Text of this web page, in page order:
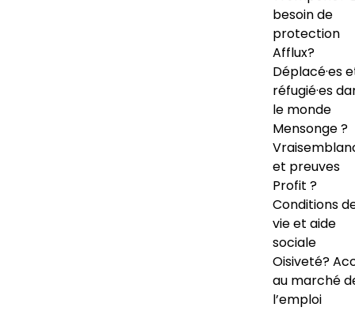
besoin de
protection
Afflux?
Déplacé·es
réfugié·es
le monde
Mensonge ?
et preuves
Profit ?
Conditions
vie et aide
sociale
Oisiveté?
au marché
l’emploi